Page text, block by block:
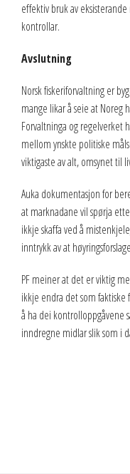
effektiv bruk av
kontrollar.
Avslutning
Norsk fiskeriforvaltning er
mange likar å seie at Noreg
Forvaltninga og regelverket
mellom ynskte politiske
viktigaste av alt, omsynet til
Auka dokumentasjon for
at marknadane vil spørja
ikkje skaffa ved å
inntrykk av at
PF meiner at det er viktig
ikkje endra det som faktiske
å ha dei kontrolloppgåvene
inndregne midlar slik som i